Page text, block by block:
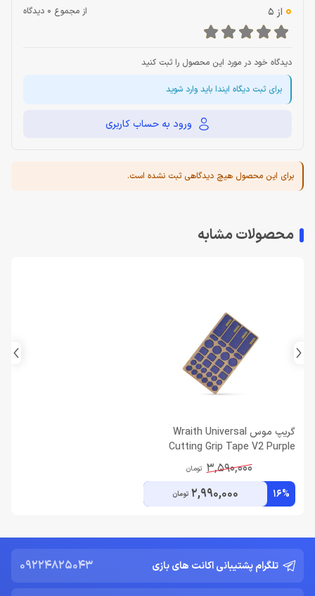
0 از 5 از مجموع 0 دیدگاه
دیدگاه خود در مورد این محصول را ثبت کنید
برای ثبت دیگاه ایندا باید وارد شوید
ورود به حساب کاربری
برای این محصول هیچ دیدگاهی ثبت نشده است.
محصولات مشابه
گریپ موس Wraith Universal
Cutting Grip Tape V2 Purple
3,590,000 تومان
16%
2,990,000 تومان
تلگرام پشتیبانی اکانت های بازی 09224825043